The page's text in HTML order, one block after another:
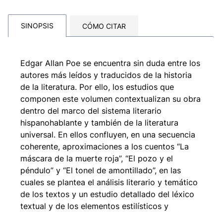
SINOPSIS CÓMO CITAR
Edgar Allan Poe se encuentra sin duda entre los
autores más leídos y traducidos de la historia
de la literatura. Por ello, los estudios que
componen este volumen contextualizan su obra
dentro del marco del sistema literario
hispanohablante y también de la literatura
universal. En ellos confluyen, en una secuencia
coherente, aproximaciones a los cuentos “La
máscara de la muerte roja”, “El pozo y el
péndulo” y “El tonel de amontillado”, en las
cuales se plantea el análisis literario y temático
de los textos y un estudio detallado del léxico
textual y de los elementos estilísticos y